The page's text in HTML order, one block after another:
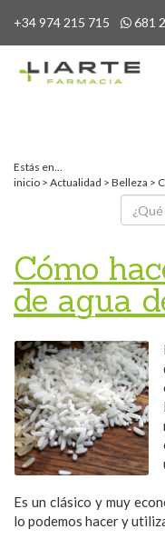
+34 974 215 715 681
Estás en...
inicio > Actualidad > Belleza >
Cómo
de agua
Es un clásico y muy
lo podemos hacer y